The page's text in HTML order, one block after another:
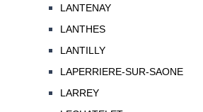
LANTENAY
LANTHES
LANTILLY
LAPERRIERE-SUR-SAONE
LARREY